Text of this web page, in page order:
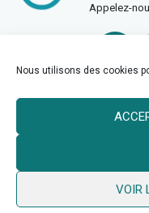
Nous utilisons des cookies
VOIR
Appelez-
© 2026 Ville de Billy Berclau —